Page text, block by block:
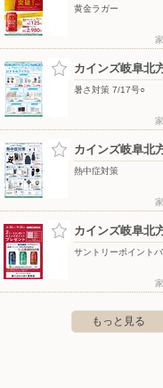
ウエルシア/岐阜鷺
〒502-0858 岐阜県岐阜
カインズ 可児店
黄金ラガー
カインズ岐阜北
暑さ対策 7/17号○
カインズ岐阜北
熱中症対策
カインズ岐阜北
サントリーポイント
もっと見る